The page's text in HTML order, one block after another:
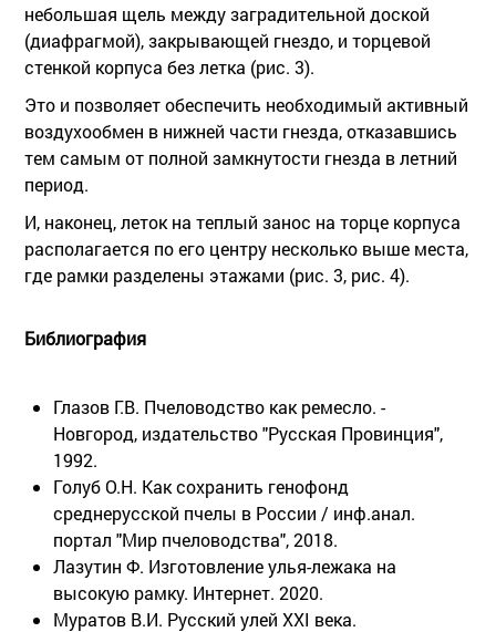
небольшая щель между заградительной доской
(диафрагмой), закрывающей гнездо, и торцевой
стенкой корпуса без летка (рис. 3).
Это и позволяет обеспечить необходимый активный
воздухообмен в нижней части гнезда, отказавшись
тем самым от полной замкнутости гнезда в летний
период.
И, наконец, леток на теплый занос на торце корпуса
располагается по его центру несколько выше места,
где рамки разделены этажами (рис. 3, рис. 4).
Библиография
Глазов Г.В. Пчеловодство как ремесло. -
Новгород, издательство "Русская Провинция",
1992.
Голуб О.Н. Как сохранить генофонд
среднерусской пчелы в России / инф.анал.
портал "Мир пчеловодства", 2018.
Лазутин Ф. Изготовление улья-лежака на
высокую рамку. Интернет. 2020.
Муратов В.И. Русский улей XXI века.